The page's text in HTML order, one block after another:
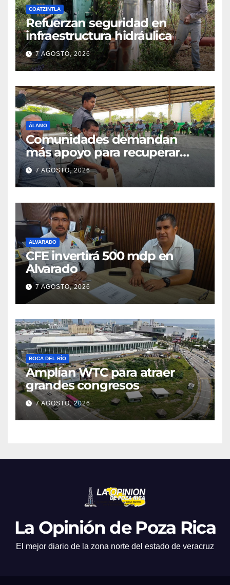
COATZINTLA
Refuerzan seguridad en
infraestructura hidráulica
7 AGOSTO, 2026
ÁLAMO
Comunidades demandan
más apoyo para recuperar
parcelas
7 AGOSTO, 2026
ALVARADO
CFE invertirá 500 mdp en
Alvarado
7 AGOSTO, 2026
BOCA DEL RÍO
Amplían WTC para atraer
grandes congresos
7 AGOSTO, 2026
La Opinión de Poza Rica
El mejor diario de la zona norte del estado de veracruz